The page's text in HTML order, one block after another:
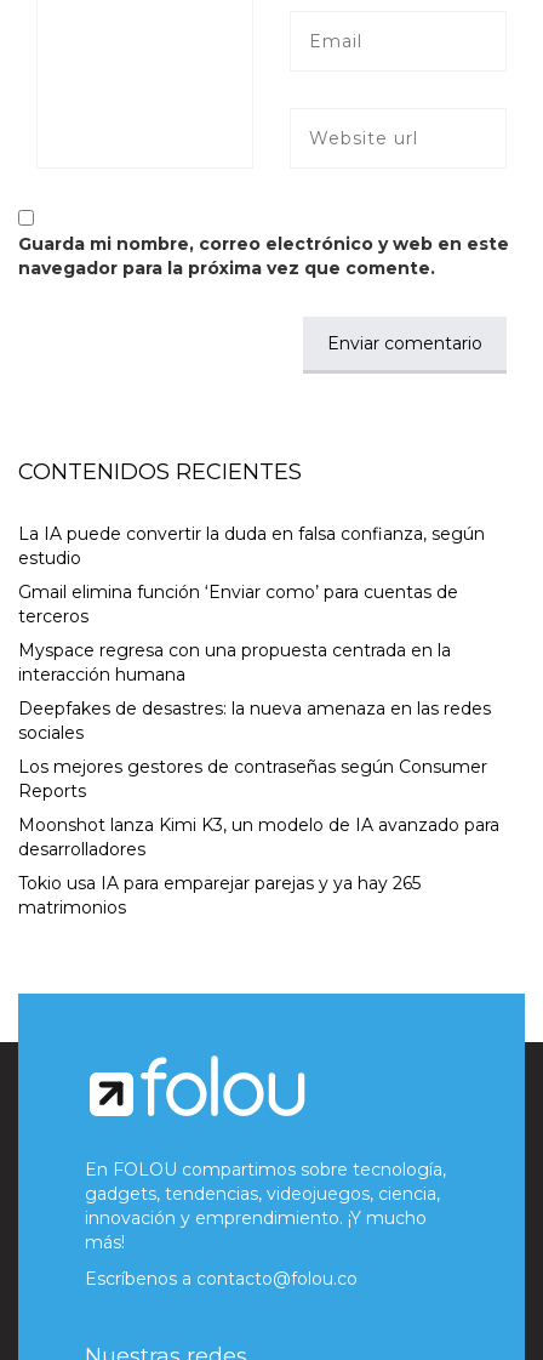
Guarda mi nombre, correo electrónico y web en este
navegador para la próxima vez que comente.
CONTENIDOS RECIENTES
La IA puede convertir la duda en falsa confianza, según
estudio
Gmail elimina función ‘Enviar como’ para cuentas de
terceros
Myspace regresa con una propuesta centrada en la
interacción humana
Deepfakes de desastres: la nueva amenaza en las redes
sociales
Los mejores gestores de contraseñas según Consumer
Reports
Moonshot lanza Kimi K3, un modelo de IA avanzado para
desarrolladores
Tokio usa IA para emparejar parejas y ya hay 265
matrimonios
En FOLOU compartimos sobre tecnología,
gadgets, tendencias, videojuegos, ciencia,
innovación y emprendimiento. ¡Y mucho
más!
Escríbenos a contacto@folou.co